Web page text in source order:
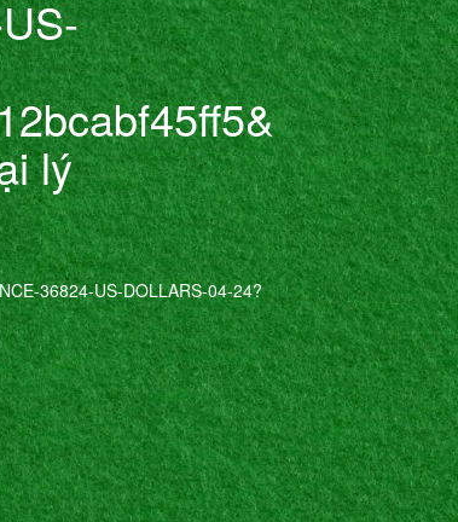
lý
36824-US-DOLLARS-04-24?